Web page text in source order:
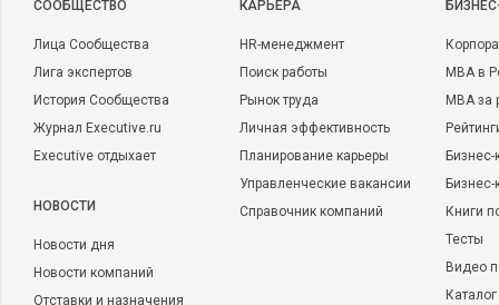
CООБЩЕСТВО
Лица Сообщества
Лига экспертов
История Сообщества
Журнал Executive.ru
Executive отдыхает
НОВОСТИ
Новости дня
Новости компаний
Отставки и назначения
КАРЬЕРА
HR-менеджмент
Поиск работы
Рынок труда
Личная эффективность
Планирование карьеры
Управленческие вакансии
Справочник компаний
MBA в
MBA
Бизнес-
Книги
Тесты
Видео